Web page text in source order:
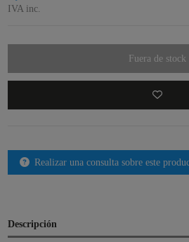
IVA inc.
Fuera de stock
Realizar una consulta sobre este
Descripción